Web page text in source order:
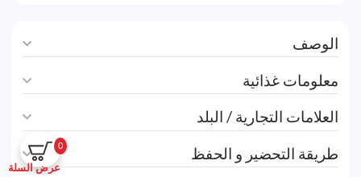
0
عرض السلة
الوصف
معلومات غذائية
العلامات التجارية / البلد
طريقة التحضير و الحفظ